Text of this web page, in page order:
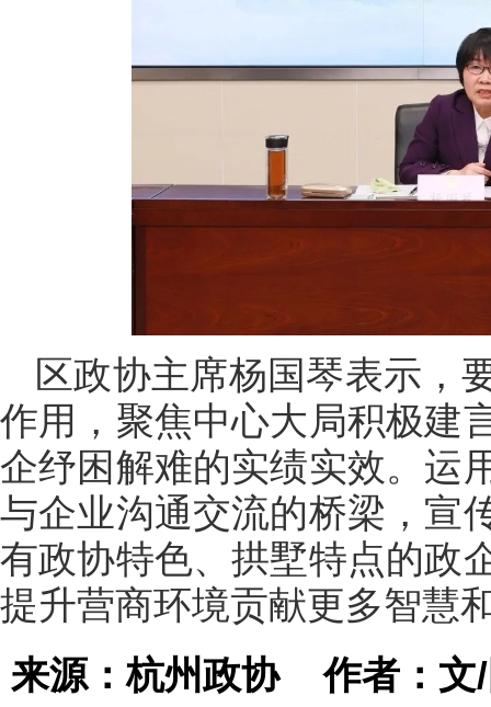
区政协主席杨国琴表示，
作用，聚焦中心大局积极建
企纾困解难的实绩实效。运
与企业沟通交流的桥梁，宣
有政协特色、拱墅特点的政
提升营商环境贡献更多智慧
来源：杭州政协作者：